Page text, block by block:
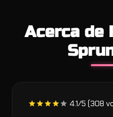
Acerca de
4.1/5 (308